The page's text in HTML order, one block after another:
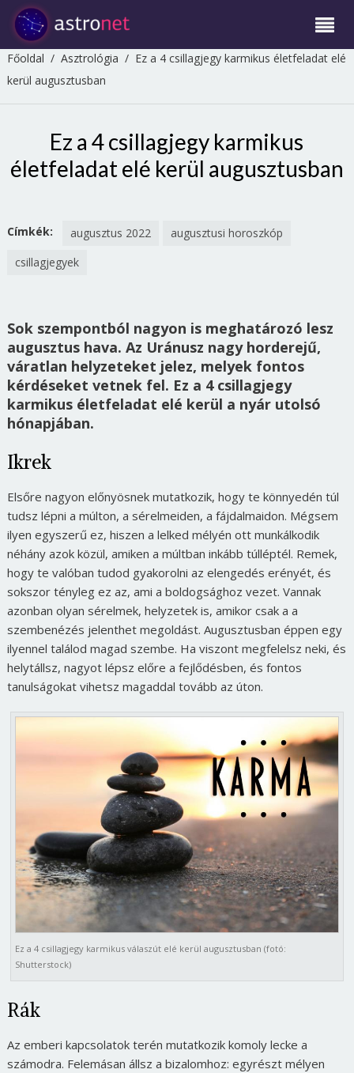
Főoldal / Asztrológia / Ez a 4 csillagjegy karmikus életfeladat elé
kerül augusztusban
Ez a 4 csillagjegy karmikus
életfeladat elé kerül augusztusban
Címkék: augusztus 2022
augusztusi horoszkóp
csillagjegyek
Sok szempontból nagyon is meghatározó lesz
augusztus hava. Az Uránusz nagy horderejű,
váratlan helyzeteket jelez, melyek fontos
kérdéseket vetnek fel. Ez a 4 csillagjegy
karmikus életfeladat elé kerül a nyár utolsó
hónapjában.
Ikrek
Elsőre nagyon előnyösnek mutatkozik, hogy te könnyedén túl
tudsz lépni a múlton, a sérelmeiden, a fájdalmaidon. Mégsem
ilyen egyszerű ez, hiszen a lelked mélyén ott munkálkodik
néhány azok közül, amiken a múltban inkább túlléptél. Remek,
hogy te valóban tudod gyakorolni az elengedés erényét, és
sokszor tényleg ez az, ami a boldogsághoz vezet. Vannak
azonban olyan sérelmek, helyzetek is, amikor csak a a
szembenézés jelenthet megoldást. Augusztusban éppen egy
ilyennel találod magad szembe. Ha viszont megfelelsz neki, és
helytállsz, nagyot lépsz előre a fejlődésben, és fontos
tanulságokat vihetsz magaddal tovább az úton.
Ez a 4 csillagjegy karmikus válaszút elé kerül augusztusban (fotó:
Shutterstock)
Rák
Az emberi kapcsolatok terén mutatkozik komoly lecke a
számodra. Felemásan állsz a bizalomhoz: egyrészt mélyen